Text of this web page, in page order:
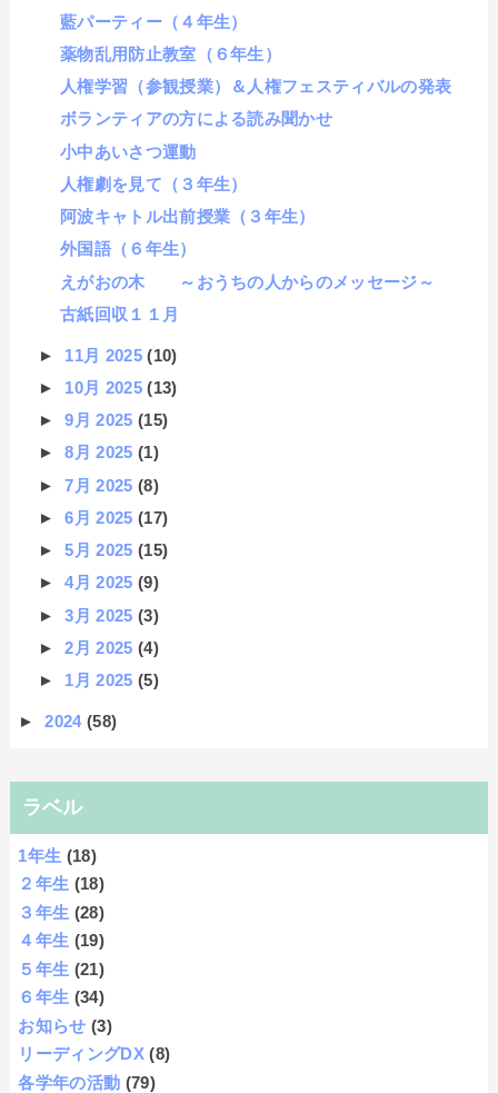
藍パーティー（４年生）
薬物乱用防止教室（６年生）
人権学習（参観授業）＆人権フェスティバルの発表
ボランティアの方による読み聞かせ
小中あいさつ運動
人権劇を見て（３年生）
阿波キャトル出前授業（３年生）
外国語（６年生）
えがおの木 ～おうちの人からのメッセージ～
古紙回収１１月
► 11月 2025(10)
► 10月 2025(13)
►9月 2025 (15)
►8月 2025 (1)
►7月 2025 (8)
►6月 2025 (17)
►5月 2025 (15)
►4月 2025 (9)
►3月 2025 (3)
►2月 2025 (4)
► 1月 2025 (5)
►2024(58)
ラベル
1年生 (18)
２年生 (18)
３年生 (28)
４年生 (19)
５年生 (21)
６年生 (34)
お知らせ (3)
リーディングDX (8)
各学年の活動 (79)